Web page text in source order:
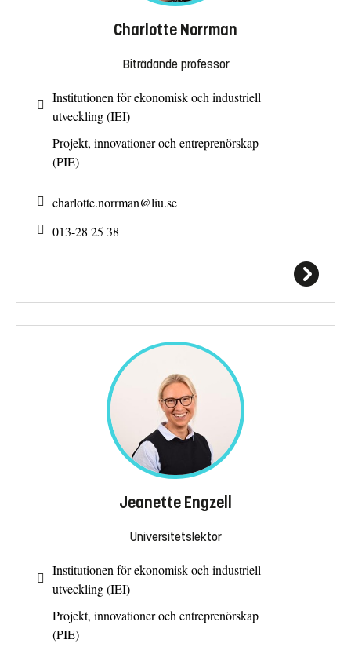
Charlotte Norrman
Biträdande professor
Institutionen för ekonomisk och industriell
utveckling (IEI)
Projekt, innovationer och entreprenörskap
(PIE)
charlotte.norrman@liu.se
013-28 25 38
Jeanette Engzell
Universitetslektor
Institutionen för ekonomisk och industriell
utveckling (IEI)
Projekt, innovationer och entreprenörskap
(PIE)